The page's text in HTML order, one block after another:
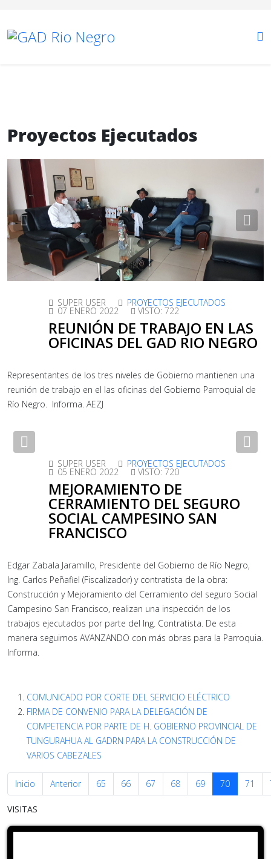
Proyectos Ejecutados
Previous
SUPER USER PROYECTOS EJECUTADOS
07 ENERO 2022 VISTO: 722
REUNIÓN DE TRABAJO EN LAS
OFICINAS DEL GAD RIO NEGRO
Representantes de los tres niveles de Gobierno mantienen una
reunión de trabajo en el las oficinas del Gobierno Parroquial de
Río Negro. Informa. AEZJ
Previous
SUPER USER PROYECTOS EJECUTADOS
05 ENERO 2022 VISTO: 720
MEJORAMIENTO DE
CERRAMIENTO DEL SEGURO
SOCIAL CAMPESINO SAN
FRANCISCO
Edgar Zabala Jaramillo, Presidente del Gobierno de Río Negro,
Ing. Carlos Peñafiel (Fiscalizador) y contratista de la obra:
Construcción y Mejoramiento del Cerramiento del seguro Social
Campesino San Francisco, realizan una inspección de los
trabajos ejecutados por parte del Ing. Contratista. De esta
manera seguimos AVANZANDO con más obras para la Parroquia.
Informa.
COMUNICADO POR CORTE DEL SERVICIO ELÉCTRICO
FIRMA DE CONVENIO PARA LA DELEGACIÓN DE
COMPETENCIA POR PARTE DE H. GOBIERNO PROVINCIAL DE
TUNGURAHUA AL GADRN PARA LA CONSTRUCCIÓN DE
VARIOS CABEZALES
Inicio Anterior 65 66 67 68 69 70 71
VISITAS